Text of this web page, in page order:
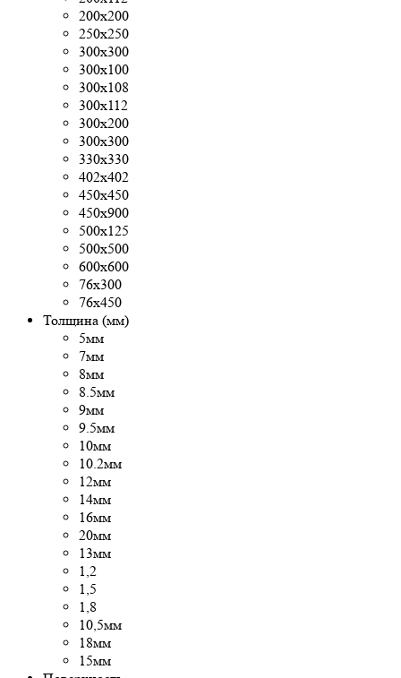
200х200
250х250
300x300
300х100
300х108
300х112
300х200
300х300
330х330
402х402
450х450
450х900
500x125
500х500
600х600
76х300
76х450
Толщина (мм)
5мм
7мм
8мм
8.5мм
9мм
9.5мм
10мм
10.2мм
12мм
14мм
16мм
20мм
13мм
1,2
1,5
1,8
10,5мм
18мм
15мм